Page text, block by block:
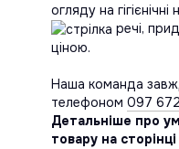
огляду на гігієнічні
речі,
ціною.
Наша команда
телефоном 097
Детальніше про
товару на сторінці